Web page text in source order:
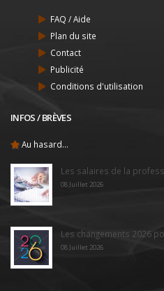
FAQ / Aide
Plan du site
Contact
Publicité
Conditions d'utilisation
INFOS / BRÈVES
Au hasard...
Les salaires de la
08 Juillet 2026
Les changements 2026
08 Juillet 2026